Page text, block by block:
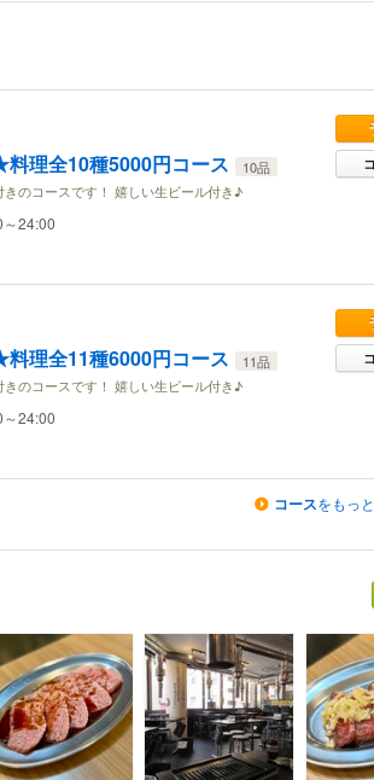
理全10種5000円コース
10品
のコースです！ 嬉しい生ビール付き♪
24:00
理全11種6000円コース
11品
のコースです！ 嬉しい生ビール付き♪
24:00
コースをもっ